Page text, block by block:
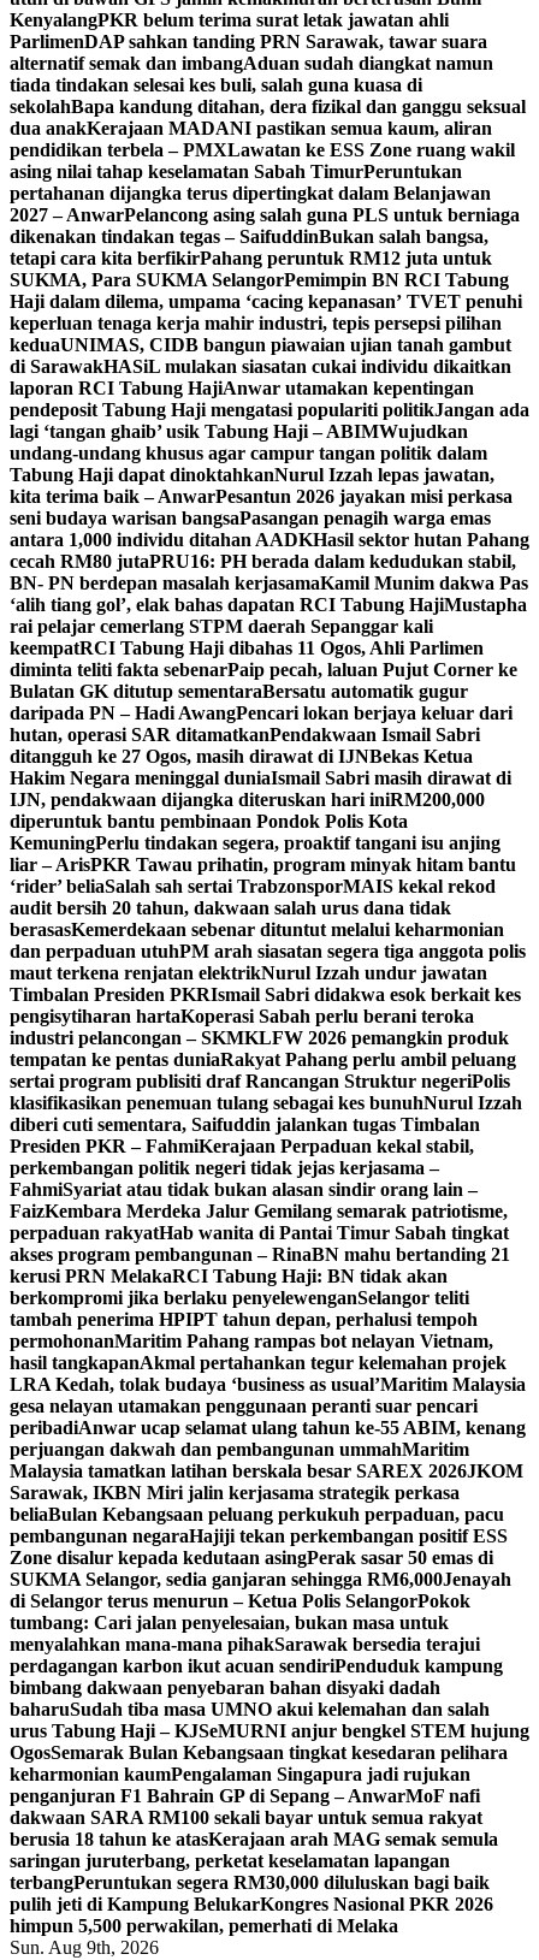
KenyalangPKR belum terima surat letak jawatan ahli
ParlimenDAP sahkan tanding PRN Sarawak, tawar suara
alternatif semak dan imbangAduan sudah diangkat namun
tiada tindakan selesai kes buli, salah guna kuasa di
sekolahBapa kandung ditahan, dera fizikal dan ganggu seksual
dua anakKerajaan MADANI pastikan semua kaum, aliran
pendidikan terbela – PMXLawatan ke ESS Zone ruang wakil
asing nilai tahap keselamatan Sabah TimurPeruntukan
pertahanan dijangka terus dipertingkat dalam Belanjawan
2027 – AnwarPelancong asing salah guna PLS untuk berniaga
dikenakan tindakan tegas – SaifuddinBukan salah bangsa,
tetapi cara kita berfikirPahang peruntuk RM12 juta untuk
SUKMA, Para SUKMA SelangorPemimpin BN RCI Tabung
Haji dalam dilema, umpama ‘cacing kepanasan’ TVET penuhi
keperluan tenaga kerja mahir industri, tepis persepsi pilihan
keduaUNIMAS, CIDB bangun piawaian ujian tanah gambut
di SarawakHASiL mulakan siasatan cukai individu dikaitkan
laporan RCI Tabung HajiAnwar utamakan kepentingan
pendeposit Tabung Haji mengatasi populariti politikJangan ada
lagi ‘tangan ghaib’ usik Tabung Haji – ABIMWujudkan
undang-undang khusus agar campur tangan politik dalam
Tabung Haji dapat dinoktahkanNurul Izzah lepas jawatan,
kita terima baik – AnwarPesantun 2026 jayakan misi perkasa
seni budaya warisan bangsaPasangan penagih warga emas
antara 1,000 individu ditahan AADKHasil sektor hutan Pahang
cecah RM80 jutaPRU16: PH berada dalam kedudukan stabil,
BN- PN berdepan masalah kerjasamaKamil Munim dakwa Pas
‘alih tiang gol’, elak bahas dapatan RCI Tabung HajiMustapha
rai pelajar cemerlang STPM daerah Sepanggar kali
keempatRCI Tabung Haji dibahas 11 Ogos, Ahli Parlimen
diminta teliti fakta sebenarPaip pecah, laluan Pujut Corner ke
Bulatan GK ditutup sementaraBersatu automatik gugur
daripada PN – Hadi AwangPencari lokan berjaya keluar dari
hutan, operasi SAR ditamatkanPendakwaan Ismail Sabri
ditangguh ke 27 Ogos, masih dirawat di IJNBekas Ketua
Hakim Negara meninggal duniaIsmail Sabri masih dirawat di
IJN, pendakwaan dijangka diteruskan hari iniRM200,000
diperuntuk bantu pembinaan Pondok Polis Kota
KemuningPerlu tindakan segera, proaktif tangani isu anjing
liar – ArisPKR Tawau prihatin, program minyak hitam bantu
‘rider’ beliaSalah sah sertai TrabzonsporMAIS kekal rekod
audit bersih 20 tahun, dakwaan salah urus dana tidak
berasasKemerdekaan sebenar dituntut melalui keharmonian
dan perpaduan utuhPM arah siasatan segera tiga anggota polis
maut terkena renjatan elektrikNurul Izzah undur jawatan
Timbalan Presiden PKRIsmail Sabri didakwa esok berkait kes
pengisytiharan hartaKoperasi Sabah perlu berani teroka
industri pelancongan – SKMKLFW 2026 pemangkin produk
tempatan ke pentas duniaRakyat Pahang perlu ambil peluang
sertai program publisiti draf Rancangan Struktur negeriPolis
klasifikasikan penemuan tulang sebagai kes bunuhNurul Izzah
diberi cuti sementara, Saifuddin jalankan tugas Timbalan
Presiden PKR – FahmiKerajaan Perpaduan kekal stabil,
perkembangan politik negeri tidak jejas kerjasama –
FahmiSyariat atau tidak bukan alasan sindir orang lain –
FaizKembara Merdeka Jalur Gemilang semarak patriotisme,
perpaduan rakyatHab wanita di Pantai Timur Sabah tingkat
akses program pembangunan – RinaBN mahu bertanding 21
kerusi PRN MelakaRCI Tabung Haji: BN tidak akan
berkompromi jika berlaku penyelewenganSelangor teliti
tambah penerima HPIPT tahun depan, perhalusi tempoh
permohonanMaritim Pahang rampas bot nelayan Vietnam,
hasil tangkapanAkmal pertahankan tegur kelemahan projek
LRA Kedah, tolak budaya ‘business as usual’Maritim Malaysia
gesa nelayan utamakan penggunaan peranti suar pencari
peribadiAnwar ucap selamat ulang tahun ke-55 ABIM, kenang
perjuangan dakwah dan pembangunan ummahMaritim
Malaysia tamatkan latihan berskala besar SAREX 2026JKOM
Sarawak, IKBN Miri jalin kerjasama strategik perkasa
beliaBulan Kebangsaan peluang perkukuh perpaduan, pacu
pembangunan negaraHajiji tekan perkembangan positif ESS
Zone disalur kepada kedutaan asingPerak sasar 50 emas di
SUKMA Selangor, sedia ganjaran sehingga RM6,000Jenayah
di Selangor terus menurun – Ketua Polis SelangorPokok
tumbang: Cari jalan penyelesaian, bukan masa untuk
menyalahkan mana-mana pihakSarawak bersedia terajui
perdagangan karbon ikut acuan sendiriPenduduk kampung
bimbang dakwaan penyebaran bahan disyaki dadah
baharuSudah tiba masa UMNO akui kelemahan dan salah
urus Tabung Haji – KJSeMURNI anjur bengkel STEM hujung
OgosSemarak Bulan Kebangsaan tingkat kesedaran pelihara
keharmonian kaumPengalaman Singapura jadi rujukan
penganjuran F1 Bahrain GP di Sepang – AnwarMoF nafi
dakwaan SARA RM100 sekali bayar untuk semua rakyat
berusia 18 tahun ke atasKerajaan arah MAG semak semula
saringan juruterbang, perketat keselamatan lapangan
terbangPeruntukan segera RM30,000 diluluskan bagi baik
pulih jeti di Kampung BelukarKongres Nasional PKR 2026
himpun 5,500 perwakilan, pemerhati di Melaka
Sun. Aug 9th, 2026